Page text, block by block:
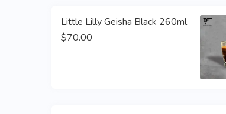
Little Lilly Geisha Black 260ml
$70.00